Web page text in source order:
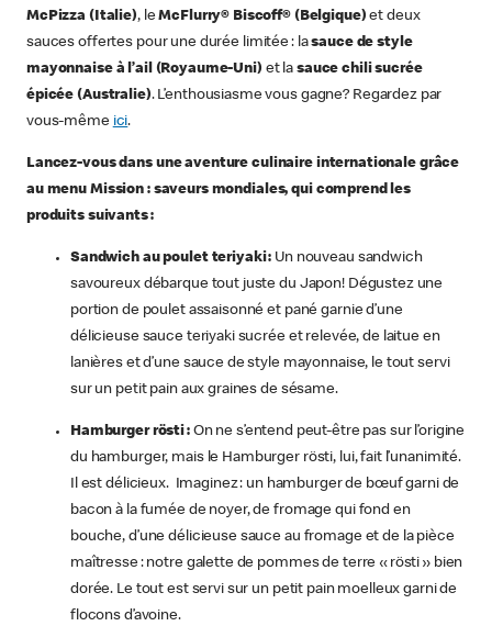
McPizza (Italie), leMcFlurry® Biscoff® (Belgique)et deux
sauces offertes pour une durée limitée : lasauce de style
mayonnaise à l’ail (Royaume-Uni) et la sauce chili sucrée
épicée (Australie). L’enthousiasme vous gagne? Regardez par
vous-même ici.
Lancez-vous dans une aventure culinaire internationale grâce
au menu Mission : saveurs mondiales, qui comprend les
produits suivants :
Sandwich au poulet teriyaki : Un nouveau sandwich
savoureux débarque tout juste du Japon! Dégustez une
portion de poulet assaisonné et pané garnie d’une
délicieuse sauce teriyaki sucrée et relevée, de laitue en
lanières et d’une sauce de style mayonnaise, le tout servi
sur un petit pain aux graines de sésame.
Hamburger rösti : On ne s’entend peut-être pas sur l’origine
du hamburger, mais le Hamburger rösti, lui, fait l’unanimité.
Il est délicieux. Imaginez : un hamburger de bœuf garni de
bacon à la fumée de noyer, de fromage qui fond en
bouche, d’une délicieuse sauce au fromage et de la pièce
maîtresse : notre galette de pommes de terre « rösti » bien
dorée. Le tout est servi sur un petit pain moelleux garni de
flocons d’avoine.